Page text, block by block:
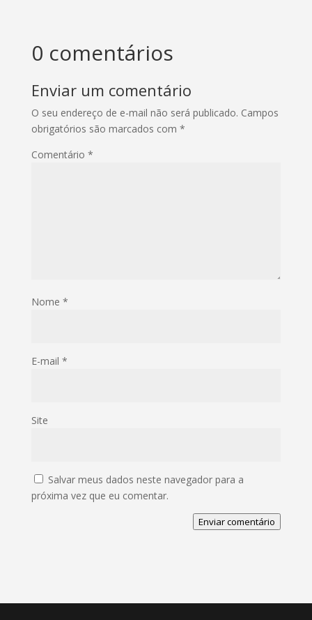
0 comentários
Enviar um comentário
O seu endereço de e-mail não será publicado. Campos
obrigatórios são marcados com *
Comentário *
Nome *
E-mail *
Site
Salvar meus dados neste navegador para a
próxima vez que eu comentar.
Enviar comentário